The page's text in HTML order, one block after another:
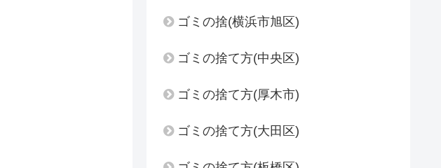
ゴミの捨(横浜市旭区)
ゴミの捨て方(中央区)
ゴミの捨て方(厚木市)
ゴミの捨て方(大田区)